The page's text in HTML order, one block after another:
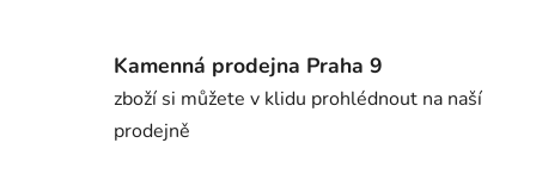
Kamenná prodejna Praha 9
zboží si můžete v klidu prohlédnout na naší
prodejně